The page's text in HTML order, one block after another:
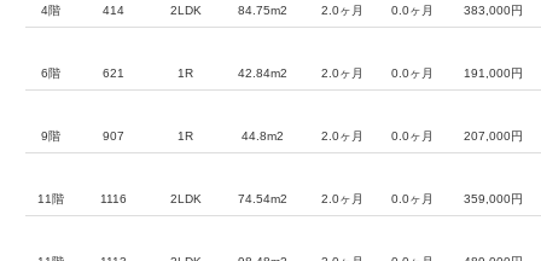
4階 414 2LDK 84.75m2 2.0ヶ月 0.0ヶ月 383,000円
6階 621 1R 42.84m2 2.0ヶ月 0.0ヶ月 191,000円
9階 907 1R 44.8m2 2.0ヶ月 0.0ヶ月 207,000円
11階 1116 2LDK 74.54m2 2.0ヶ月 0.0ヶ月 359,000円